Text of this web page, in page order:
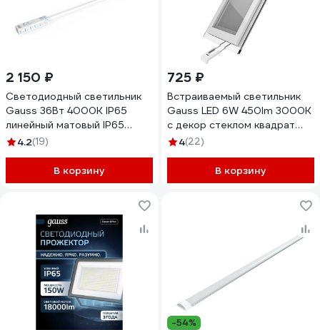
2 150 ₽
Светодиодный светильник
Gauss 36Вт 4000К IP65
линейный матовый IP65
аналог ЛСП 2х36Вт SQ
4.2(19)
В корзину
725 ₽
Встраиваемый светильник
Gauss LED 6W 450lm 3000K
с декор стеклом квадрат
948111106
4(22)
В корзину
-54%